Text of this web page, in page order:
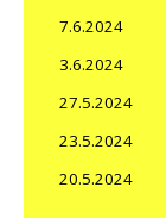
7.6.2024
3.6.2024
27.5.2024
23.5.2024
20.5.2024